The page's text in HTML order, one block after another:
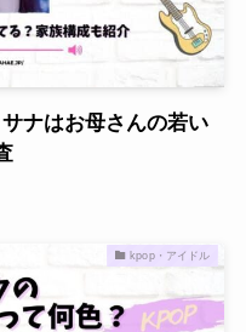
ナはお母さんの若い
kpop・アイドル